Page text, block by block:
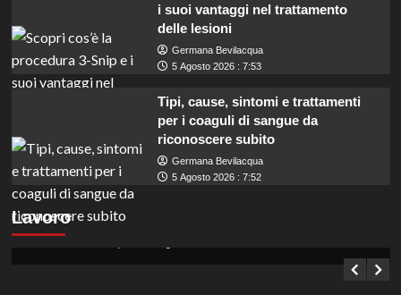
i suoi vantaggi nel trattamento
delle lesioni
Germana Bevilacqua
5 Agosto 2026 : 7:53
Tipi, cause, sintomi e trattamenti
per i coaguli di sangue da
riconoscere subito
Germana Bevilacqua
5 Agosto 2026 : 7:52
Lavoro
Lavoro per insegnanti con INDIRE: guadagna
200 euro al giorno in selezione pubblica.